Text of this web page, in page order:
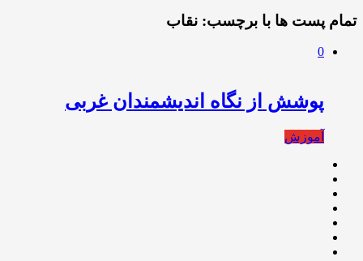
تمام پست ها با برچسب: نقاب
0
پوشش از نگاه اندیشمندان غربی
آموزش